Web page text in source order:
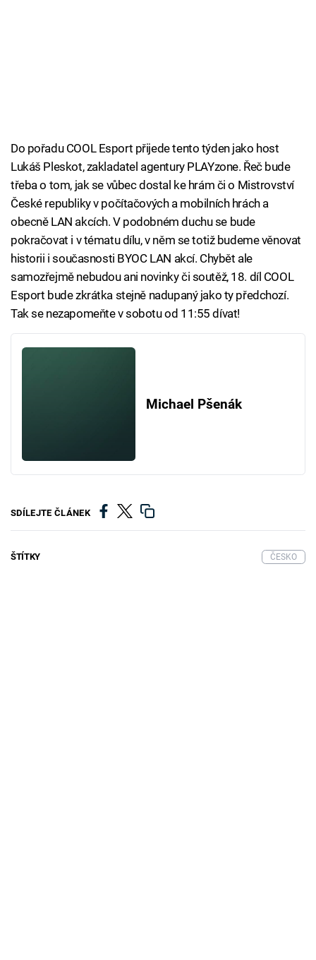
Do pořadu COOL Esport přijede tento týden jako host
Lukáš Pleskot, zakladatel agentury PLAYzone. Řeč bude
třeba o tom, jak se vůbec dostal ke hrám či o Mistrovství
České republiky v počítačových a mobilních hrách a
obecně LAN akcích. V podobném duchu se bude
pokračovat i v tématu dílu, v něm se totiž budeme věnovat
historii i současnosti BYOC LAN akcí. Chybět ale
samozřejmě nebudou ani novinky či soutěž, 18. díl COOL
Esport bude zkrátka stejně nadupaný jako ty předchozí.
Tak se nezapomeňte v sobotu od 11:55 dívat!
Michael Pšenák
SDÍLEJTE ČLÁNEK
ŠTÍTKY ČESKO